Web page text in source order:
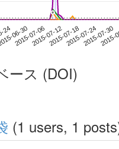
2406-30
2015-07-062015-07-122015-07-182015-07-242015-07-30
*
*
ース (DOI)
(1 users, 1